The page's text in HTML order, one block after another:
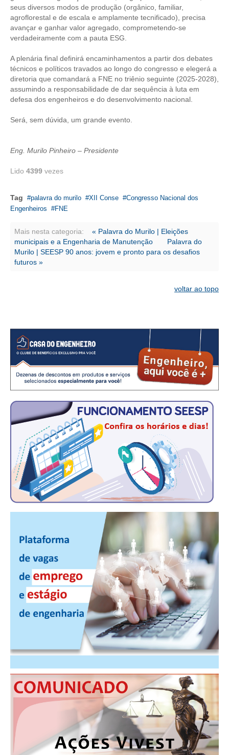
CONTATO
CURSOS
ENGENHEIRO EMPREENDEDOR
SEESP EDUCAÇÃO
PLATAFORMAS GRATUITAS
BENEFÍCIOS
SEESPPREV
CONSÓRCIOS
CAMPANHAS SALARIAIS
CONTEÚDO ESPECIAL
JORNAL DO ENGENHEIRO
AGENDA
NOTÍCIAS NO WHATSAPP
FOTOS
PUBLICAÇÕES
PUBLICIDADE
MANUAL DE REDAÇÃO
CONTATO
CADASTRO
ASSOCIE-SE
ATUALIZAÇÃO CADASTRAL
seus diversos modos de produção (orgânico, familiar,
agroflorestal e de escala e amplamente tecnificado), precisa
avançar e ganhar valor agregado, comprometendo-se
verdadeiramente com a pauta ESG.
A plenária final definirá encaminhamentos a partir dos debates
técnicos e políticos travados ao longo do congresso e elegerá a
diretoria que comandará a FNE no triênio seguinte (2025-2028),
assumindo a responsabilidade de dar sequência à luta em
defesa dos engenheiros e do desenvolvimento nacional.
Será, sem dúvida, um grande evento.
Eng. Murilo Pinheiro – Presidente
Lido 4399 vezes
Tag palavra do murilo XII Conse
Congresso Nacional dos
Engenheiros
FNE
Mais nesta categoria:
« Palavra do Murilo | Eleições
municipais e a Engenharia de Manutenção
Palavra do
Murilo | SEESP 90 anos: jovem e pronto para os desafios
futuros »
voltar ao topo